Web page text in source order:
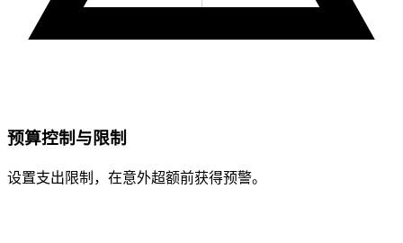
预算控制与限制
设置支出限制，在意外超额前获得预警。